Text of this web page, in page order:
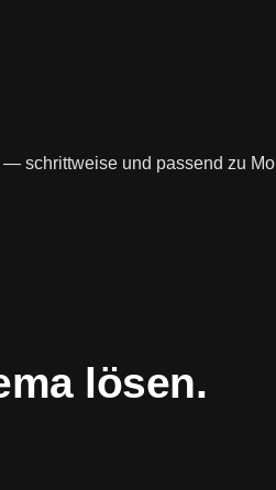
schrittweise und passend zu
lösen.